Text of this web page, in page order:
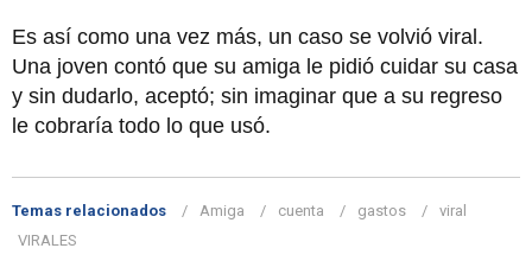
Es así como una vez más, un caso se volvió viral.
Una joven contó que su amiga le pidió cuidar su casa
y sin dudarlo, aceptó; sin imaginar que a su regreso
le cobraría todo lo que usó.
Temas relacionados Amiga cuenta gastos
viral
VIRALES